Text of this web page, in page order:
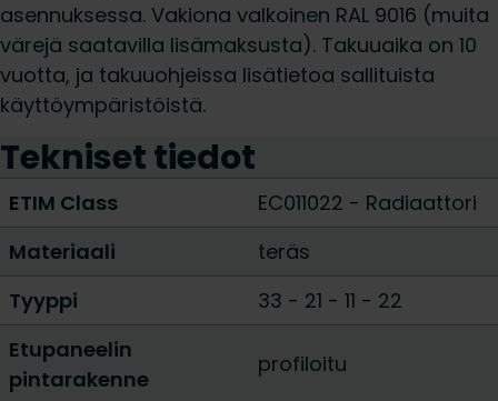
asennuksessa. Vakiona valkoinen RAL 9016 (muita
värejä saatavilla lisämaksusta). Takuuaika on 10
vuotta, ja takuuohjeissa lisätietoa sallituista
käyttöympäristöistä.
Tekniset tiedot
ETIM Class
EC011022 - Radiaattori
Materiaali
teräs
Tyyppi
33 - 21 - 11 - 22
Etupaneelin
pintarakenne
profiloitu